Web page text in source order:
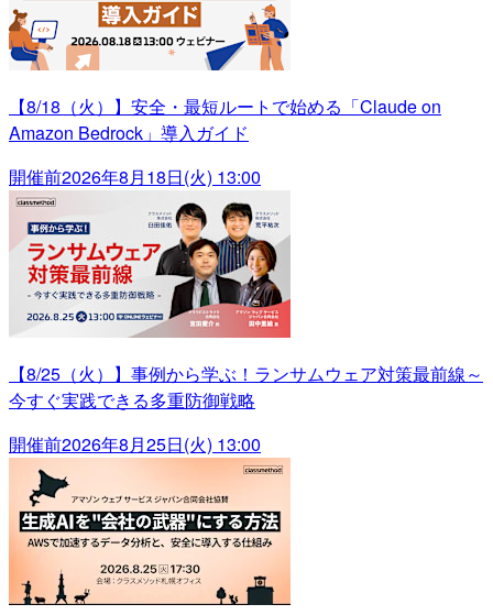
【8/18（火）】安全・最短ルートで始める「Claude on
Amazon Bedrock」導入ガイド
開催前2026年8月18日(火) 13:00
【8/25（火）】事例から学ぶ！ランサムウェア対策最前線～
今すぐ実践できる多重防御戦略
開催前2026年8月25日(火) 13:00